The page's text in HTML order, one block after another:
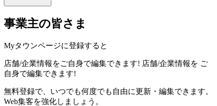
事業主の皆さま
Myタウンページに登録すると
店舗/企業情報をご自身で編集できます! 店舗/企業情報を ご
自身で編集できます!
無料登録で、いつでも何度でも自由に更新・編集できます。
Web集客を強化しましょう。